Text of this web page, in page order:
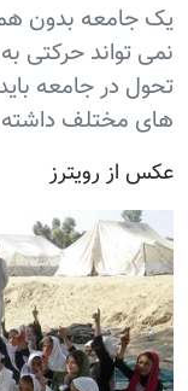
یک جامعه بدون
نمی تواند حرکتی
تحول در جامعه
های مختلف داشته
عکس از رویترز